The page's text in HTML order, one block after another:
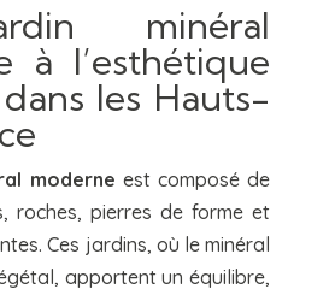
minéral
à l’esthétique
les Hauts-
moderne est composé de
roches, pierres de forme et
Ces jardins, où le minéral
apportent un équilibre,